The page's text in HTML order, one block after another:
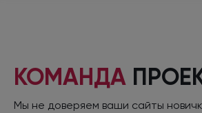
КОМАНДА
Мы не доверяем ваши сайты